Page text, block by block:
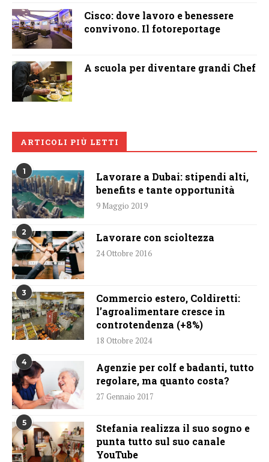
Cisco: dove lavoro e benessere
convivono. Il fotoreportage
A scuola per diventare grandi Chef
ARTICOLI PIÙ LETTI
1
Lavorare a Dubai: stipendi alti,
benefits e tante opportunità
9 Maggio 2019
2 Lavorare con scioltezza
24 Ottobre 2016
3
Commercio estero, Coldiretti:
l’agroalimentare cresce in
controtendenza (+8%)
18 Ottobre 2024
4
Agenzie per colf e badanti, tutto
regolare, ma quanto costa?
27 Gennaio 2017
5
Stefania realizza il suo sogno e
punta tutto sul suo canale
YouTube